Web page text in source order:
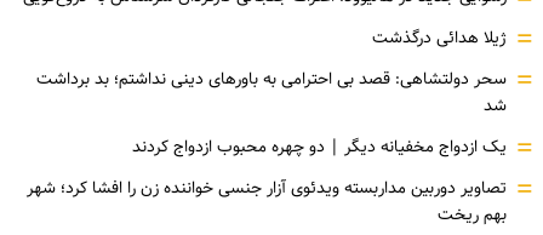
= ژیلا هدائی درگذشت
= سحر دولتشاهی: قصد بی احترامی به باورهای دینی نداشتم؛ بد برداشت
شد
= یک ازدواج مخفیانه دیگر | دو چهره محبوب ازدواج کردند
= تصاویر دوربین مداربسته ویدئوی آزار جنسی خواننده زن را افشا کرد؛ شهر
بهم ریخت